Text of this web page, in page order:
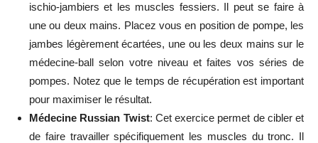
ischio-jambiers et les muscles fessiers. Il peut se faire à
une ou deux mains. Placez vous en position de pompe, les
jambes légèrement écartées, une ou les deux mains sur le
médecine-ball selon votre niveau et faites vos séries de
pompes. Notez que le temps de récupération est important
pour maximiser le résultat.
Médecine Russian Twist: Cet exercice permet de cibler et
de faire travailler spécifiquement les muscles du tronc. Il